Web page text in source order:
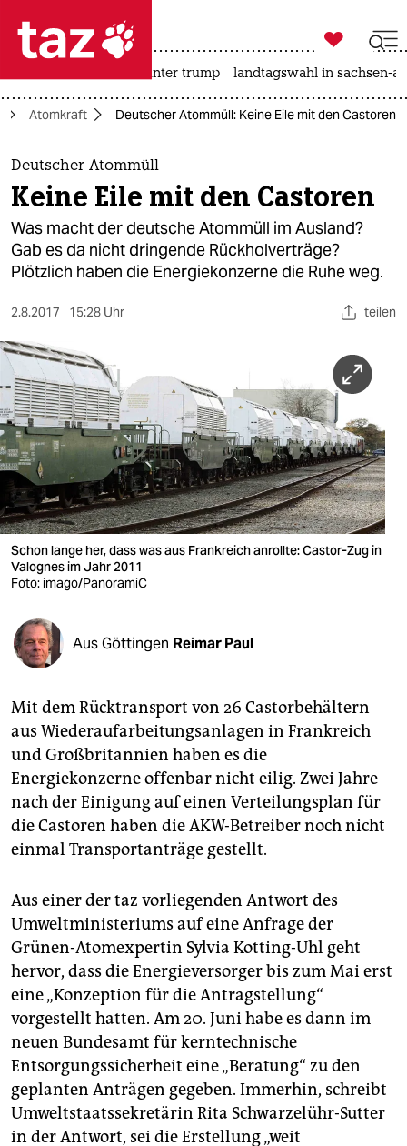
 taz zahl ich
taz zahl ich
themen
politik
öko
sport
berlin
nord
wahrheit
verlag
verlag
shop
fragen & hilfe
unterstützen
abo
genossenschaft
epaper login

taz zahl ich
usa unter trump landtagswahl in sachsen-
Atomkraft Deutscher Atommüll: Keine Eile mit den Castoren
Deutscher Atommüll
Keine Eile mit den Castoren
Was macht der deutsche Atommüll im Ausland?
Gab es da nicht dringende Rückholverträge?
Plötzlich haben die Energiekonzerne die Ruhe weg.
2.8.2017 15:28 Uhr teilen
Schon lange her, dass was aus Frankreich anrollte: Castor-Zug in
Valognes im Jahr 2011
Foto: imago/PanoramiC
Aus Göttingen Reimar Paul
Mit dem Rücktransport von 26 Castorbehältern
aus Wiederaufarbeitungsanlagen in Frankreich
und Großbritannien haben es die
Energiekonzerne offenbar nicht eilig. Zwei Jahre
nach der Einigung auf einen Verteilungsplan für
die Castoren haben die AKW-Betreiber noch nicht
einmal Transportanträge gestellt.
Aus einer der taz vorliegenden Antwort des
Umweltministeriums auf eine Anfrage der
Grünen-Atomexpertin Sylvia Kotting-Uhl geht
hervor, dass die Energieversorger bis zum Mai erst
eine „Konzeption für die Antragstellung“
vorgestellt hatten. Am 20. Juni habe es dann im
neuen Bundesamt für kerntechnische
Entsorgungssicherheit eine „Beratung“ zu den
geplanten Anträgen gegeben. Immerhin, schreibt
Umweltstaatssekretärin Rita Schwarzelühr-Sutter
in der Antwort, sei die Erstellung „weit